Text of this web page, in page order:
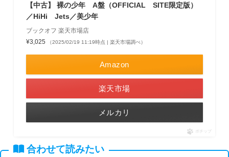
【中古】 裸の少年 A盤（OFFICIAL SITE限定版）
／HiHi Jets／美少年
ブックオフ 楽天市場店
¥3,025
（2025/02/19 11:19時点 | 楽天市場調べ）
Amazon
楽天市場
メルカリ
ポチップ
合わせて読みたい